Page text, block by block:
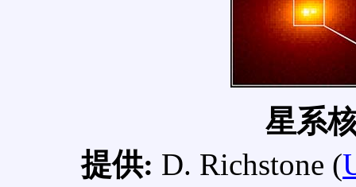
星系
提供: D. Richstone (